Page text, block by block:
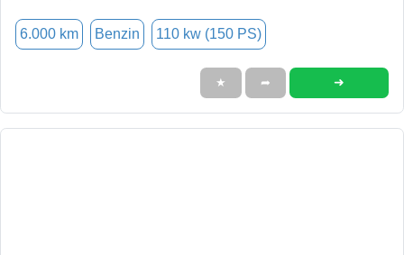
6.000 km Benzin 110 kw (150 PS)
★ ➦ ➜